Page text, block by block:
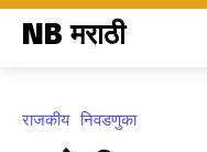
NB मराठी
राजकीय निवडणुका